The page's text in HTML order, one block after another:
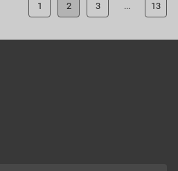
1 2 3 ... 13